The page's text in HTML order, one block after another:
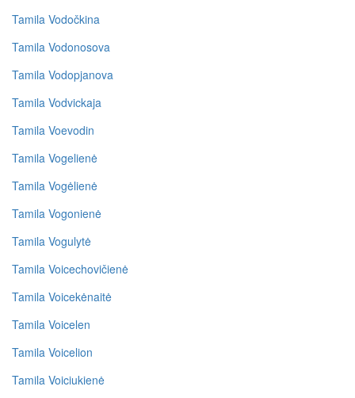
Tamila Vodočkina
Tamila Vodonosova
Tamila Vodopjanova
Tamila Vodvickaja
Tamila Voevodin
Tamila Vogelienė
Tamila Vogėlienė
Tamila Vogonienė
Tamila Vogulytė
Tamila Voicechovičienė
Tamila Voicekėnaitė
Tamila Voicelen
Tamila Voicelion
Tamila Voiciukienė